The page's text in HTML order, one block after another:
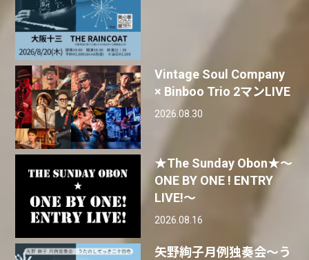
Vintage Soul Company
× Binboo Trio 2マンLIVE
2026.08.30
★The Sunday Obon★〜
ONE BY ONE ! ENTRY
LIVE!〜
2026.08.16
矢野絢子月例独奏会～う